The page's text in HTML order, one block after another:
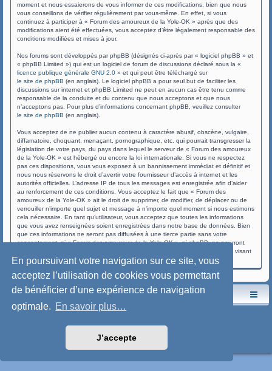
En poursuivant votre navigation sur ce site, vous
acceptez l’utilisation de cookies vous permettant
de bénéficier d’une expérience de navigation
optimale. En savoir plus…
J’accepte
moment et nous essaierons de vous informer de ces modifications, bien que nous
vous conseillons de vérifier régulièrement par vous-même. En effet, si vous
continuez à participer à « Forum des amoureux de la Yole-OK » après que des
modifications aient été effectuées, vous acceptez d’être légalement responsable des
conditions modifiées et mises à jour.
Nos forums sont développés par phpBB (désignés ci-après par « logiciel phpBB » et
« phpBB Limited ») qui est un logiciel de forum de discussions déclaré sous la «
licence publique générale GNU 2.0 » et qui peut être téléchargé sur
le site de phpBB (en anglais). Le logiciel phpBB a pour seul but de faciliter les
discussions sur internet et phpBB Limited ne peut en aucun cas être tenu comme
responsable de la conduite et du contenu que nous acceptons et que nous
n’acceptons pas. Pour plus d’informations concernant phpBB, veuillez consulter
le site de phpBB (en anglais).
Vous acceptez de ne publier aucun contenu à caractère abusif, obscène, vulgaire,
diffamatoire, choquant, menaçant, pornographique, etc. qui pourrait transgresser la
législation de votre pays, du pays dans lequel le serveur de « Forum des amoureux
de la Yole-OK » est hébergé ou encore la loi internationale. Si vous ne respectez
pas ces dispositions, vous vous exposez à un bannissement immédiat et définitif et
nous nous réservons le droit d’avertir votre fournisseur d’accès à internet et les
autorités officielles. L’adresse IP de tous les messages est enregistrée afin d’aider
au renforcement de ces conditions. Vous acceptez le fait que « Forum des
amoureux de la Yole-OK » ait le droit de supprimer, de modifier, de déplacer ou de
verrouiller n’importe quel sujet et message à n’importe quel moment si nous estimons
cela nécessaire. En tant qu’utilisateur, vous acceptez que toutes les informations
que vous avez renseignées soient enregistrées dans notre base de données. Bien
que ces informations ne seront pas diffusées à une tierce partie sans votre
consentement, ni « Forum des amoureux de la Yole-OK », ni phpBB, ne pourront
être tenus comme responsables en cas de tentative de piratage informatique visant
à compromettre vos données.
Le site de l'AspryOK Le forum de la Yole-OK
Développé parphpBB® Forum Software © phpBB Limited
Confidentialité